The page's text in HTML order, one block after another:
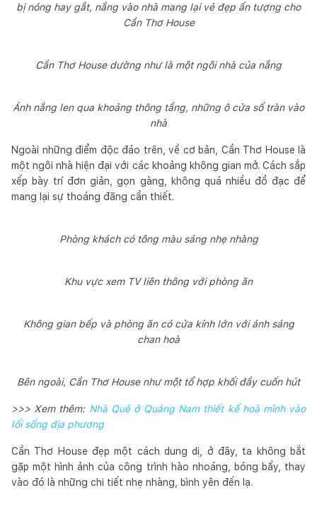
bị nóng hay gắt, nắng vào nhà mang lại vẻ đẹp ấn tượng cho
Cần Thơ House
Cần Thơ House dường như là một ngôi nhà của nắng
Ánh nắng len qua khoảng thông tầng, những ô cửa sổ tràn vào
nhà
Ngoài những điểm độc đáo trên, về cơ bản, Cần Thơ House là
một ngôi nhà hiện đại với các khoảng không gian mở. Cách sắp
xếp bày trí đơn giản, gọn gàng, không quá nhiều đồ đạc để
mang lại sự thoáng đãng cần thiết.
Phòng khách có tông màu sáng nhẹ nhàng
Khu vực xem TV liên thông với phòng ăn
Không gian bếp và phòng ăn có cửa kính lớn với ánh sáng
chan hoà
Bên ngoài, Cần Thơ House như một tổ hợp khối đầy cuốn hút
>>> Xem thêm: Nhà Quê ở Quảng Nam thiết kế hoà mình vào
lối sống địa phương
Cần Thơ House đẹp một cách dung dị, ở đây, ta không bắt
gặp một hình ảnh của công trình hào nhoáng, bóng bẩy, thay
vào đó là những chi tiết nhẹ nhàng, bình yên đến lạ.